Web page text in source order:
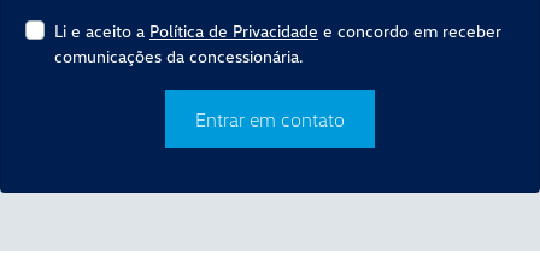
Li e aceito a Política de Privacidade e concordo em receber
comunicações da concessionária.
Entrar em contato